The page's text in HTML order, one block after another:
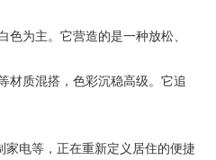
为主。它营造的是一种放松、
材质混搭，色彩沉稳高级。它追
家电等，正在重新定义居住的便捷